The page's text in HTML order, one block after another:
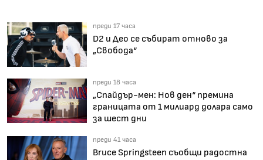
преди 17 часа
D2 и Део се събират отново за
„Свобода“
преди 18 часа
„Спайдър-мен: Нов ден“ премина
границата от 1 милиард долара само
за шест дни
преди 41 часа
Bruce Springsteen съобщи радостна